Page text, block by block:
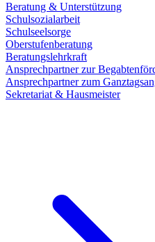
Beratung & Unterstützung
Schulsozialarbeit
Schulseelsorge
Oberstufenberatung
Beratungslehrkraft
Ansprechpartner zur
Ansprechpartner zum
Sekretariat & Hausmeister